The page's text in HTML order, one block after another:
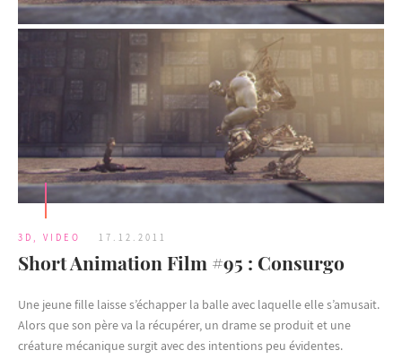
3D , VIDEO 17.12.2011
Short Animation Film #95 : Consurgo
Une jeune fille laisse s’échapper la balle avec laquelle elle s’amusait.
Alors que son père va la récupérer, un drame se produit et une
créature mécanique surgit avec des intentions peu évidentes.